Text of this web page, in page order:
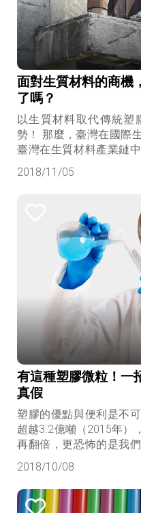
面對生質材料的商機
了嗎？
以生質材料取代傳統塑
勢！ 那麼，臺灣在國際
臺灣在生質材料產業鏈
加上原有的專業人才基
爭力，不過尚須這個步驟..
2018/11/05
有這種塑膠微粒！一
真假
塑膠的優點與便利是不
超越3.2億噸（2015年）
再翻倍，更恐怖的是我
存在，真的是嚇到吃手
們又該從哪著手呢？
2018/10/08